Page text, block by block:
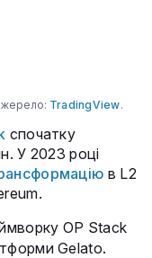
TradingView.
спочатку
У 2023 році
в L2
OP Stack
Gelato.